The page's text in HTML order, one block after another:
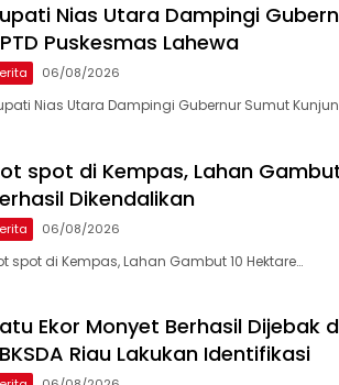
Nias Utara Dampingi
Puskesmas Lahewa
06/08/2026
Nias Utara Dampingi Gubernur Sumut
spot di Kempas, Lahan
Dikendalikan
06/08/2026
spot di Kempas, Lahan Gambut 10 Hektare…
Ekor Monyet Berhasil Dijebak
Riau Lakukan Identifikasi